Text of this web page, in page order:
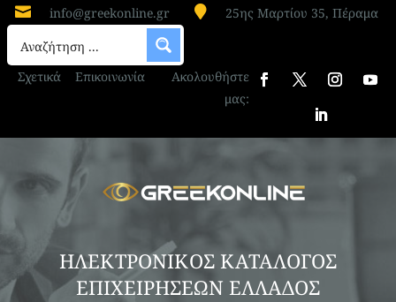
 info@greekonline.gr  25ης Μαρτίου 35, Πέραμα
Σχετικά Επικοινωνία
Ακολουθήστε
μας:
ΗΛΕΚΤΡΟΝΙΚΟΣ ΚΑΤΑΛΟΓΟΣ
ΕΠΙΧΕΙΡΗΣΕΩΝ ΕΛΛΑΔΟΣ